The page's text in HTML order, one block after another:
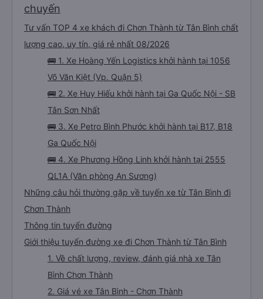
chuyến
Tư vấn TOP 4 xe khách đi Chơn Thành từ Tân Bình chất
lượng cao, uy tín, giá rẻ nhất 08/2026
🚌 1. Xe Hoàng Yến Logistics khởi hành tại 1056
Võ Văn Kiệt (Vp. Quận 5)
🚌 2. Xe Huy Hiếu khởi hành tại Ga Quốc Nội - SB
Tân Sơn Nhất
🚌 3. Xe Petro Bình Phước khởi hành tại B17, B18
Ga Quốc Nội
🚌 4. Xe Phương Hồng Linh khởi hành tại 2555
QL1A (Văn phòng An Sương)
Những câu hỏi thường gặp về tuyến xe từ Tân Bình đi
Chơn Thành
Thông tin tuyến đường
Giới thiệu tuyến đường xe đi Chơn Thành từ Tân Bình
1. Về chất lượng, review, đánh giá nhà xe Tân
Bình Chơn Thành
2. Giá vé xe Tân Bình - Chơn Thành